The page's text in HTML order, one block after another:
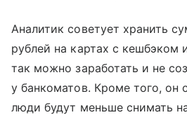
Аналитик советует хранить
рублей на картах с кешбэком
так можно заработать и не
у банкоматов. Кроме того, он
люди будут меньше снимать